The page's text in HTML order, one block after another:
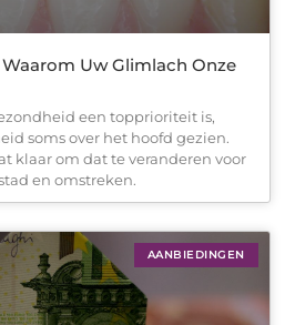
Uw Glimlach Onze
een topprioriteit is,
soms over het hoofd gezien.
klaar om dat te veranderen voor
en omstreken.
AANBIEDINGEN